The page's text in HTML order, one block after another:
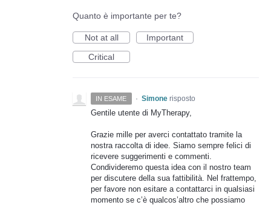
Quanto è importante per te?
Not at all
Important
Critical
IN ESAME · Simone risposto
Gentile utente di MyTherapy,
Grazie mille per averci contattato tramite la
nostra raccolta di idee. Siamo sempre felici di
ricevere suggerimenti e commenti.
Condivideremo questa idea con il nostro team
per discutere della sua fattibilità. Nel frattempo,
per favore non esitare a contattarci in qualsiasi
momento se c’è qualcos’altro che possiamo